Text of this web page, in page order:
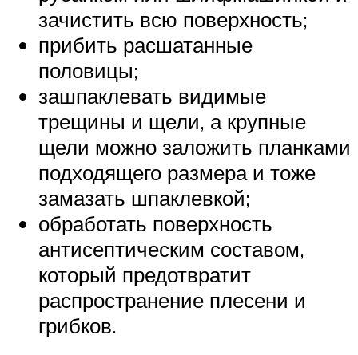
зачистить всю поверхность;
прибить расшатанные
половицы;
зашпаклевать видимые
трещины и щели, а крупные
щели можно заложить планками
подходящего размера и тоже
замазать шпаклевкой;
обработать поверхность
антисептическим составом,
который предотвратит
распространение плесени и
грибков.